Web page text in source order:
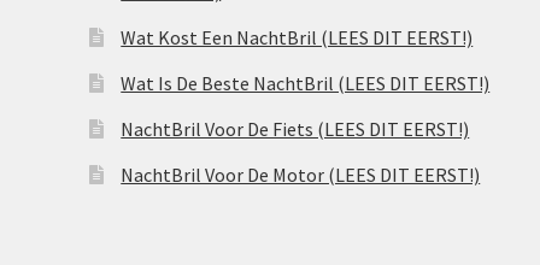
Wat Kost Een NachtBril (LEES DIT EERST!)
Wat Is De Beste NachtBril (LEES DIT EERST!)
NachtBril Voor De Fiets (LEES DIT EERST!)
NachtBril Voor De Motor (LEES DIT EERST!)